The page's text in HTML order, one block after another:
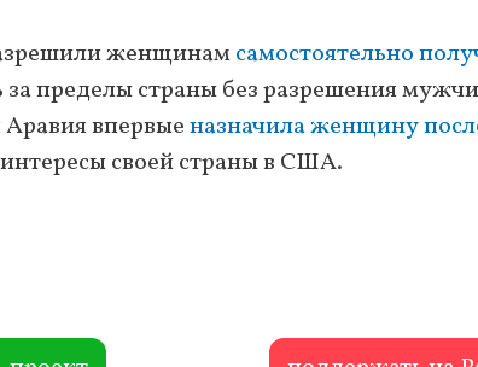
женщинамсамостоятельно
за пределы страны без разрешения
Аравия впервыеназначила женщину
своей страны в США.